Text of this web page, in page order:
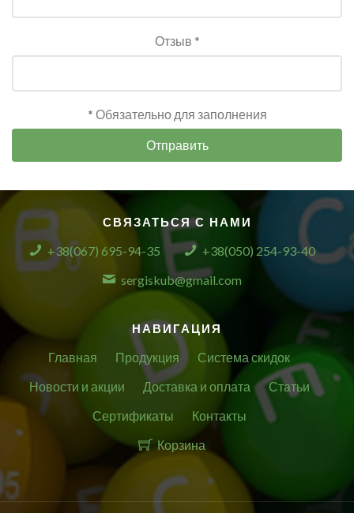
Отзыв *
* Обязательно для заполнения
Отправить
СВЯЗАТЬСЯ С НАМИ
+38(067) 695-94-35
+38(050) 254-93-40
sergiskub@gmail.com
НАВИГАЦИЯ
Главная Продукция
Система скидок
Новости и акции
Доставка и оплата
Статьи
Сертификаты
Контакты
Корзина